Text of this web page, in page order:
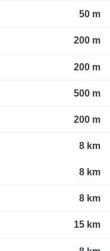
50 m
200 m
200 m
500 m
200 m
8 km
8 km
8 km
15 km